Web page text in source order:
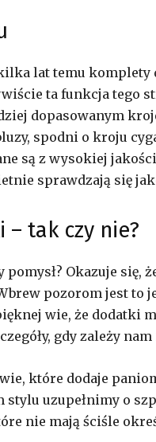
lat temu komplety
ta funkcja tego
dopasowanym
spodni o kroju
są z wysokiej
sprawdzają się
tak czy nie?
Okazuje się,
pozorom jest to
wie, że dodatki
gdy zależy
które dodaje
stylu uzupełnimy o
nie mają ściśle